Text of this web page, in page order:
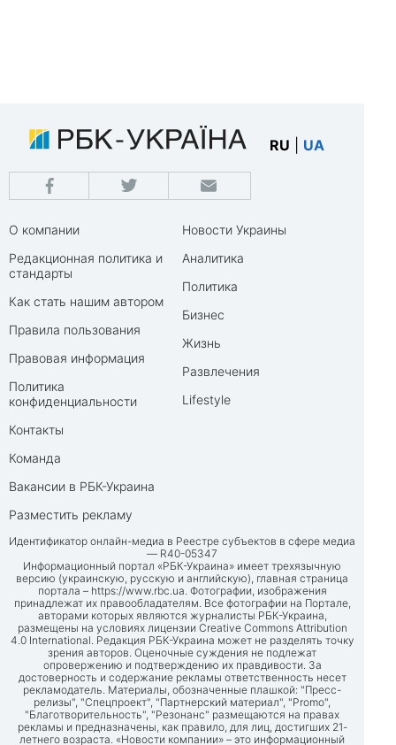
RU UA
О компании
Редакционная политика и
стандарты
Как стать нашим автором
Правила пользования
Правовая информация
Политика
конфиденциальности
Контакты
Команда
Вакансии в РБК-Украина
Разместить рекламу
Новости Украины
Аналитика
Политика
Бизнес
Жизнь
Развлечения
Lifestyle
Идентификатор онлайн-медиа в Реестре субъектов в сфере медиа
— R40-05347
Информационный портал «РБК-Украина» имеет трехязычную
версию (украинскую, русскую и английскую), главная страница
портала – https://www.rbc.ua. Фотографии, изображения
принадлежат их правообладателям. Все фотографии на Портале,
авторами которых являются журналисты РБК-Украина,
размещены на условиях лицензии Creative Commons Attribution
4.0 International. Редакция РБК-Украина может не разделять точку
зрения авторов. Оценочные суждения не подлежат
опровержению и подтверждению их правдивости. За
достоверность и содержание рекламы ответственность несет
рекламодатель. Материалы, обозначенные плашкой: "Пресс-
релизы", "Спецпроект", "Партнерский материал", "Promo",
"Благотворительность", "Резонанс" размещаются на правах
рекламы и предназначены, как правило, для лиц, достигших 21-
летнего возраста. «Новости компании» – это информационный